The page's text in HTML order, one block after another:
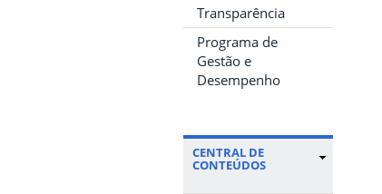
Transparência
Programa de
Gestão e
Desempenho
CENTRAL DE
CONTEÚDOS